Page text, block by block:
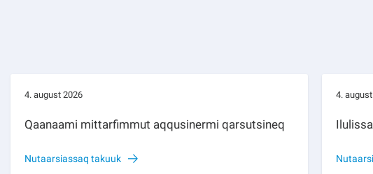
4. august 2026
Qaanaami mittarfimmut aqqusinermi qarsutsineq
Nutaarsiassaq takuuk
4.